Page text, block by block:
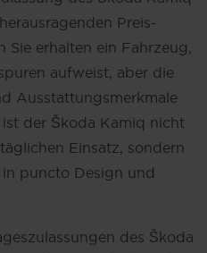
Preis-
Sie erhalten ein Fahrzeug,
aufweist, aber die
Ausstattungsmerkmale
der Škoda Kamiq nicht
Einsatz, sondern
puncto Design und
des Škoda